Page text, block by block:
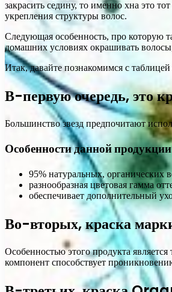
закрасить седину, то именно хна это
укрепления структуры волос.
Следующая особенность, про которую
домашних условиях окрашивать
Итак, давайте познакомимся с
В-первую очередь, это
Большинство звезд предпочитают
Особенности данной
95% натуральных, органических
разнообразная цветовая гамма
обеспечивает дополнительный
Во-вторых, краска
Особенностью этого продукта
компонент способствует